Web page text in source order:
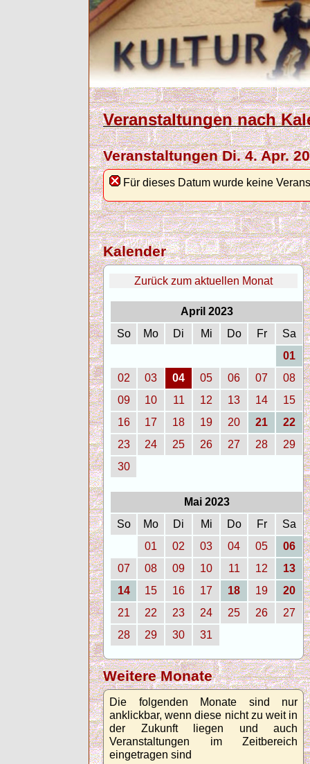
Veranstaltungen nach
Veranstaltungen Di. 4. Apr.
Für dieses Datum wurde keine
Kalender
Zurück zum aktuellen Monat
April 2023
So
Mo Di Mi Do Fr
Sa
01
02
03 04 05 06 07
08
09
10 11 12 13 14
15
16
17 18 19 20 21
22
23
24 25 26 27 28
29
30
Mai 2023
So
Mo Di Mi Do Fr
Sa
01
02 03 04 05
06
07
08 09 10 11 12
13
14
15 16 17 18 19
20
21
22 23 24 25 26
27
28
29 30 31
Weitere Monate
Die folgenden Monate sind nur
anklickbar, wenn diese nicht zu weit in
der Zukunft liegen und auch
Veranstaltungen im Zeitbereich
eingetragen sind